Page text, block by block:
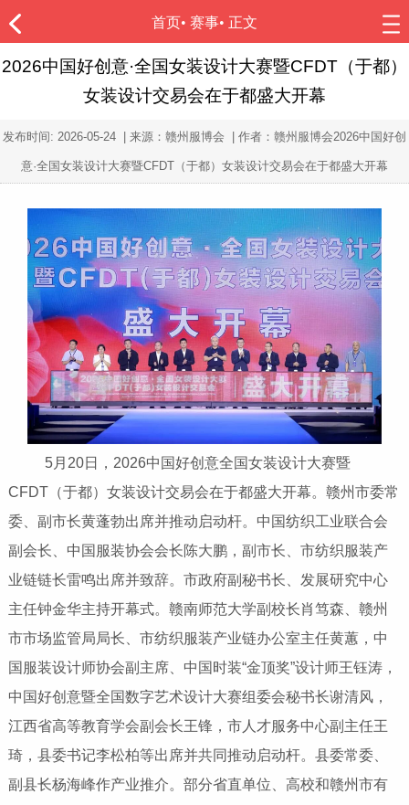
首页• 赛事• 正文
2026中国好创意·全国女装设计大赛暨CFDT（于都）
女装设计交易会在于都盛大开幕
发布时间: 2026-05-24 | 来源：赣州服博会 | 作者：赣州服博会2026中国好创
意·全国女装设计大赛暨CFDT（于都）女装设计交易会在于都盛大开幕
5月20日，2026中国好创意全国女装设计大赛暨
CFDT（于都）女装设计交易会在于都盛大开幕。赣州市委常
委、副市长黄蓬勃出席并推动启动杆。中国纺织工业联合会
副会长、中国服装协会会长陈大鹏，副市长、市纺织服装产
业链链长雷鸣出席并致辞。市政府副秘书长、发展研究中心
主任钟金华主持开幕式。赣南师范大学副校长肖笃森、赣州
市市场监管局局长、市纺织服装产业链办公室主任黄蕙，中
国服装设计师协会副主席、中国时装“金顶奖”设计师王钰涛，
中国好创意暨全国数字艺术设计大赛组委会秘书长谢清风，
江西省高等教育学会副会长王锋，市人才服务中心副主任王
琦，县委书记李松柏等出席并共同推动启动杆。县委常委、
副县长杨海峰作产业推介。部分省直单位、高校和赣州市有